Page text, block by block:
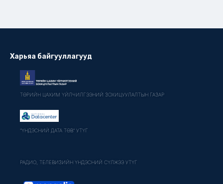
Харьяа байгууллагууд
ТӨРИЙН ЦАХИМ ҮЙЛЧИЛГЭЭНИЙ ЗОХИЦУУЛАЛТЫН ГАЗАР
"ҮНДЭСНИЙ ДАТА ТӨВ" УТҮГ
РАДИО, ТЕЛЕВИЗИЙН ҮНДЭСНИЙ СҮЛЖЭЭ УТҮГ